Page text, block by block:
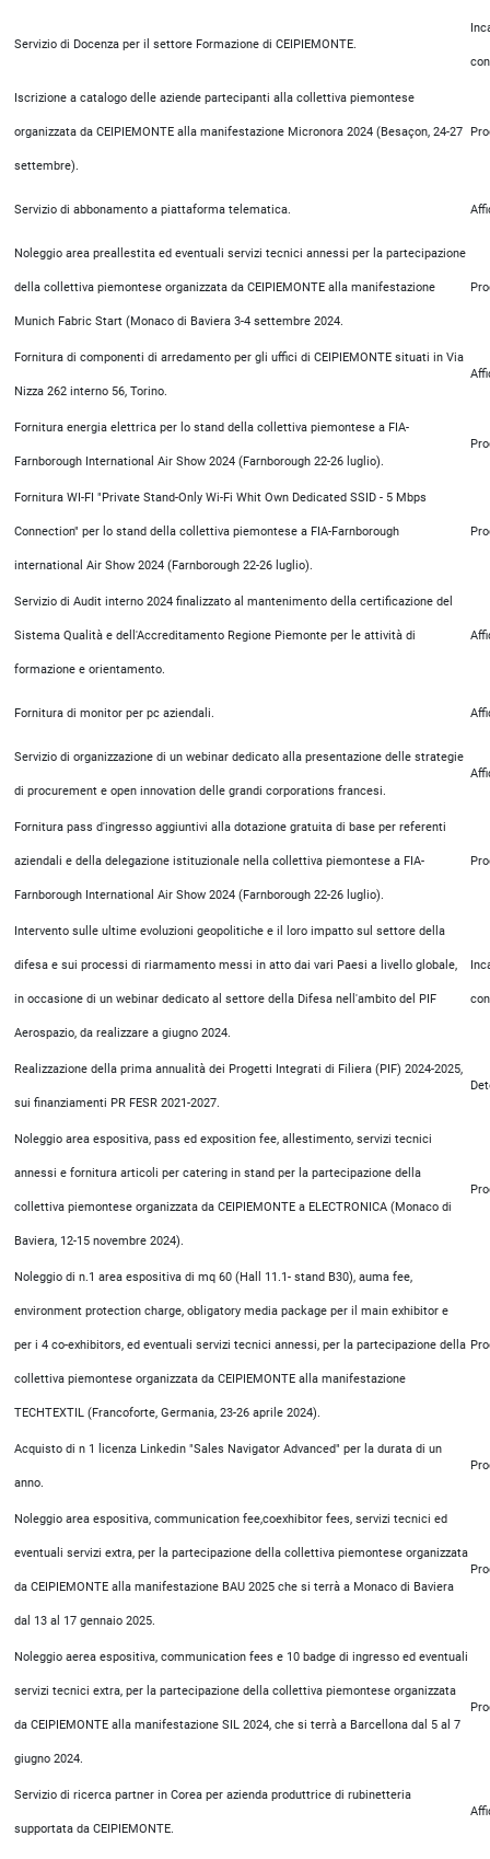
Servizio di Docenza per il settore Formazione di CEIPIEMONTE.
Iscrizione a catalogo delle aziende partecipanti alla collettiva piemontese
organizzata da CEIPIEMONTE alla manifestazione Micronora 2024 (Besaçon, 24-27
settembre).
Servizio di abbonamento a piattaforma telematica.
Noleggio area preallestita ed eventuali servizi tecnici annessi per la partecipazione
della collettiva piemontese organizzata da CEIPIEMONTE alla manifestazione
Munich Fabric Start (Monaco di Baviera 3-4 settembre 2024.
Fornitura di componenti di arredamento per gli uffici di CEIPIEMONTE situati in Via
Nizza 262 interno 56, Torino.
Fornitura energia elettrica per lo stand della collettiva piemontese a FIA-
Farnborough International Air Show 2024 (Farnborough 22-26 luglio).
Fornitura WI-FI "Private Stand-Only Wi-Fi Whit Own Dedicated SSID - 5 Mbps
Connection" per lo stand della collettiva piemontese a FIA-Farnborough
international Air Show 2024 (Farnborough 22-26 luglio).
Servizio di Audit interno 2024 finalizzato al mantenimento della certificazione del
Sistema Qualità e dell'Accreditamento Regione Piemonte per le attività di
formazione e orientamento.
Fornitura di monitor per pc aziendali.
Servizio di organizzazione di un webinar dedicato alla presentazione delle strategie
di procurement e open innovation delle grandi corporations francesi.
Fornitura pass d'ingresso aggiuntivi alla dotazione gratuita di base per referenti
aziendali e della delegazione istituzionale nella collettiva piemontese a FIA-
Farnborough International Air Show 2024 (Farnborough 22-26 luglio).
Intervento sulle ultime evoluzioni geopolitiche e il loro impatto sul settore della
difesa e sui processi di riarmamento messi in atto dai vari Paesi a livello globale,
in occasione di un webinar dedicato al settore della Difesa nell'ambito del PIF
Aerospazio, da realizzare a giugno 2024.
Realizzazione della prima annualità dei Progetti Integrati di Filiera (PIF) 2024-2025,
sui finanziamenti PR FESR 2021-2027.
Noleggio area espositiva, pass ed exposition fee, allestimento, servizi tecnici
annessi e fornitura articoli per catering in stand per la partecipazione della
collettiva piemontese organizzata da CEIPIEMONTE a ELECTRONICA (Monaco di
Baviera, 12-15 novembre 2024).
Noleggio di n.1 area espositiva di mq 60 (Hall 11.1- stand B30), auma fee,
environment protection charge, obligatory media package per il main exhibitor e
per i 4 co-exhibitors, ed eventuali servizi tecnici annessi, per la partecipazione della
collettiva piemontese organizzata da CEIPIEMONTE alla manifestazione
TECHTEXTIL (Francoforte, Germania, 23-26 aprile 2024).
Acquisto di n 1 licenza Linkedin "Sales Navigator Advanced" per la durata di un
anno.
Noleggio area espositiva, communication fee,coexhibitor fees, servizi tecnici ed
eventuali servizi extra, per la partecipazione della collettiva piemontese organizzata
da CEIPIEMONTE alla manifestazione BAU 2025 che si terrà a Monaco di Baviera
dal 13 al 17 gennaio 2025.
Noleggio aerea espositiva, communication fees e 10 badge di ingresso ed eventuali
servizi tecnici extra, per la partecipazione della collettiva piemontese organizzata
da CEIPIEMONTE alla manifestazione SIL 2024, che si terrà a Barcellona dal 5 al 7
giugno 2024.
Servizio di ricerca partner in Corea per azienda produttrice di rubinetteria
supportata da CEIPIEMONTE.